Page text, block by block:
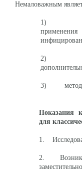
Немаловажным
1)
2) прост
3) метод
Показания
для
1.
2.